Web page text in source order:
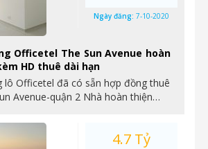
Officetel The Sun Avenue hoàn
HD thuê dài hạn
lô Officetel đã có sẵn hợp đồng thuê
Avenue-quận 2 Nhà hoàn thiện…
Ngày đăng: 7-10-2020
4.7 Tỷ